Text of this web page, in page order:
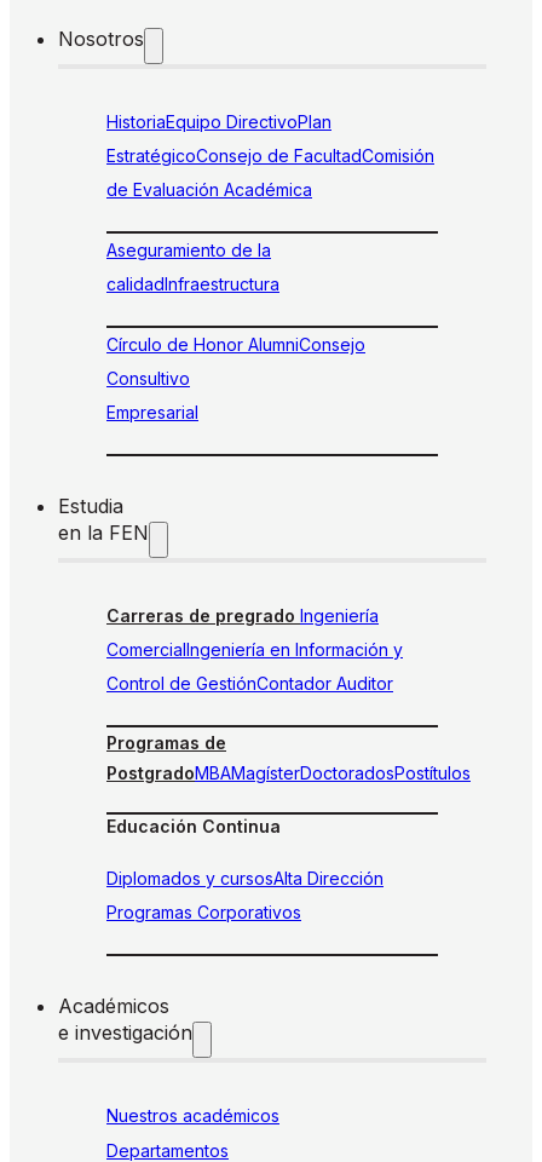
Nosotros
HistoriaEquipo DirectivoPlan
EstratégicoConsejo de FacultadComisión
de Evaluación Académica
Aseguramiento de la
calidadInfraestructura
Círculo de Honor AlumniConsejo
Consultivo
Empresarial
Estudia
en la FEN
Carreras de pregrado Ingeniería
ComercialIngeniería en Información y
Control de GestiónContador Auditor
Programas de
PostgradoMBAMagísterDoctoradosPostítulos
Educación Continua
Diplomados y cursosAlta Dirección
Programas Corporativos
Académicos
e investigación
Nuestros académicos
Departamentos